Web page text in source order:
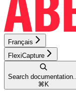
Français
FlexiCapture
Search documentation...
⌘ K